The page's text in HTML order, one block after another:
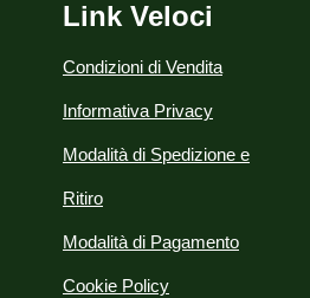
Link Veloci
Condizioni di Vendita
Informativa Privacy
Modalità di Spedizione e
Ritiro
Modalità di Pagamento
Cookie Policy